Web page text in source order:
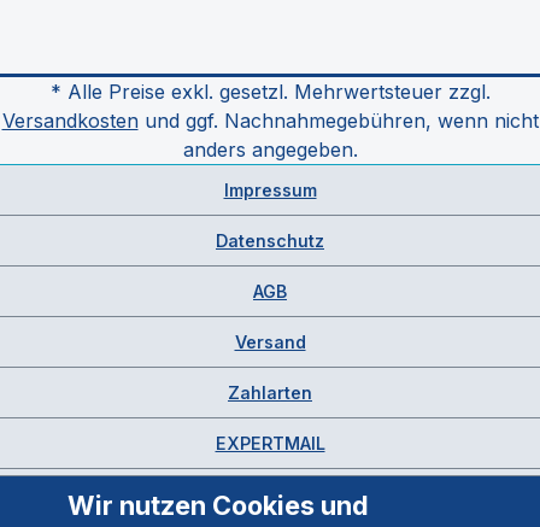
* Alle Preise exkl. gesetzl. Mehrwertsteuer zzgl.
Versandkostenund ggf. Nachnahmegebühren, wenn nicht
anders angegeben.
Impressum
Datenschutz
AGB
Versand
Zahlarten
EXPERTMAIL
Wir nutzen Cookies und